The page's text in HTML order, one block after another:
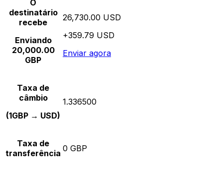
O
destinatário
recebe
Enviando
20,000.00
GBP
26,730.00 USD
+359.79 USD
Enviar agora
Taxa de
câmbio
(1GBP → USD)
1.336500
Taxa de
transferência 0 GBP